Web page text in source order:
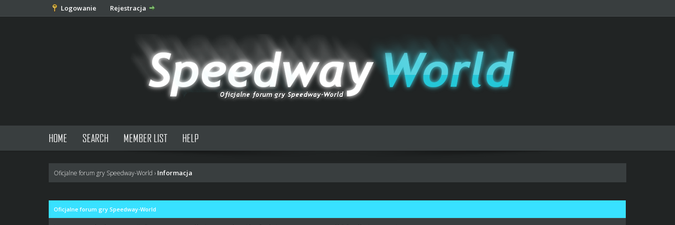
Logowanie Rejestracja
HOME SEARCH MEMBER LIST HELP
Oficjalne forum gry Speedway-World › Informacja
Oficjalne forum gry Speedway-World